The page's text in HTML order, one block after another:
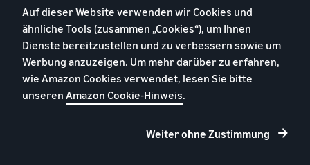
1.000 €
(fără TVA)
Exemplu de preț la nivel Plus
Auf dieser Website verwenden wir Cookies und
ähnliche Tools (zusammen „Cookies“), um Ihnen
Dienste bereitzustellen und zu verbessern sowie um
Werbung anzuzeigen. Um mehr darüber zu erfahren,
wie Amazon Cookies verwendet, lesen Sie bitte
unseren Amazon Cookie-Hinweis.
Weiter ohne Zustimmung